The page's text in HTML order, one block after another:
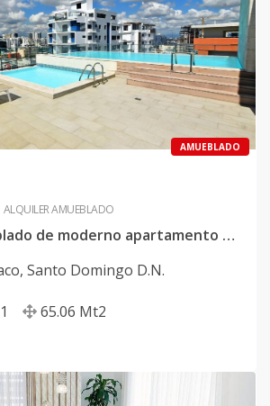
AMUEBLADO
ALQUILERAMUEBLADO
Alquiler amueblado de moderno apartamento en Naco
, Santo Domingo D.N.
1 65.06 Mt2